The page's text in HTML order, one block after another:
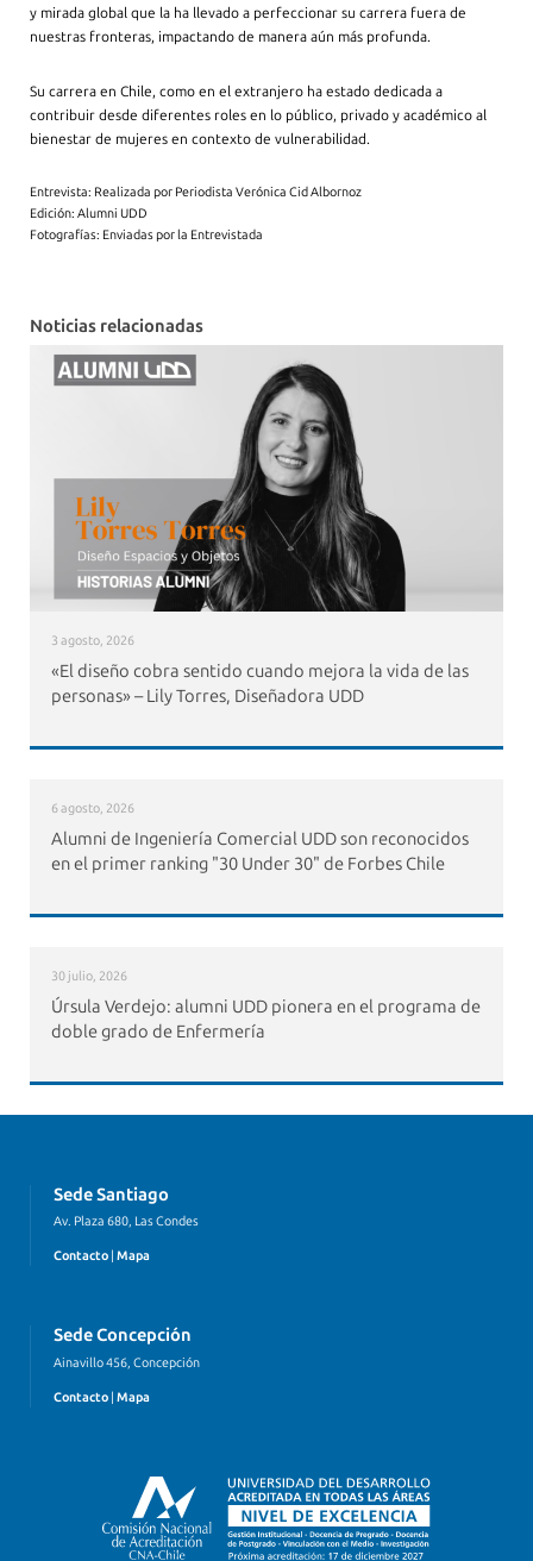
y mirada global que la ha llevado a perfeccionar su carrera fuera de
nuestras fronteras, impactando de manera aún más profunda.
Su carrera en Chile, como en el extranjero ha estado dedicada a
contribuir desde diferentes roles en lo público, privado y académico al
bienestar de mujeres en contexto de vulnerabilidad.
Entrevista: Realizada por Periodista Verónica Cid Albornoz
Edición: Alumni UDD
Fotografías: Enviadas por la Entrevistada
Noticias relacionadas
3 agosto, 2026
«El diseño cobra sentido cuando mejora la vida de las
personas» – Lily Torres, Diseñadora UDD
6 agosto, 2026
Alumni de Ingeniería Comercial UDD son reconocidos
en el primer ranking "30 Under 30" de Forbes Chile
30 julio, 2026
Úrsula Verdejo: alumni UDD pionera en el programa de
doble grado de Enfermería
Sede Santiago
Av. Plaza 680, Las Condes
Contacto Mapa
Sede Concepción
Ainavillo 456, Concepción
Contacto Mapa